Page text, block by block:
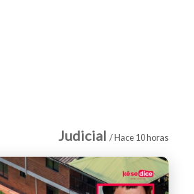
Judicial / Hace 10 horas